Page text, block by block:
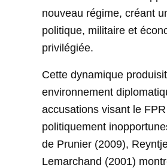
nouveau régime, créant
politique, militaire et
privilégiée.
Cette dynamique
environnement
accusations visant le
politiquement
de Prunier (2009),
Lemarchand (2001)